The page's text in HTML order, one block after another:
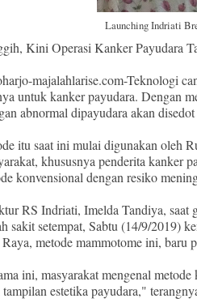
Launching Indriati
Kini Operasi Kanker Payudara
majalahlarise.com-Teknologi
untuk kanker payudara. Dengan
abnormal dipayudara akan
itu saat ini mulai digunakan oleh
khususnya penderita kanker
konvensional dengan resiko
RS Indriati, Imelda Tandiya, saat
sakit setempat, Sabtu (14/9/2019)
metode mammotome ini, baru
ini, masyarakat mengenal
tampilan estetika payudara,"